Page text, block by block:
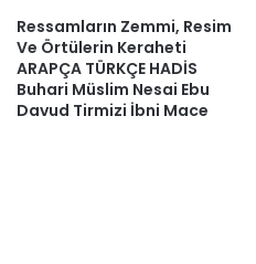
Ressamların Zemmi, Resim
Ve Örtülerin Keraheti
ARAPÇA TÜRKÇE HADİS
Buhari Müslim Nesai Ebu
Davud Tirmizi İbni Mace